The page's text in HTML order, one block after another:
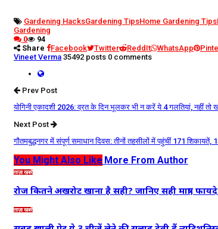
Gardening HacksGardening TipsHome Gardening Tips
Gardening
0
94
Share
Facebook Twitter ReddIt WhatsApp
Vineet Verma 35492 posts 0 comments
Prev Post
योगिनी एकादशी 2026: व्रत के दिन भूलकर भी न करें ये 4 गलतियां, नहीं तो
Next Post
गौतमबुद्धनगर में संपूर्ण समाधान दिवस: तीनों तहसीलों में पहुंचीं 171 शिकायतें,
You Might Also Like More From Author
ताज़ा खबरें
रोज कितने अखरोट खाना है सही? जानिए सही मात्रा,
ताज़ा खबरें